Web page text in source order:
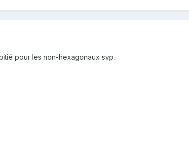
pour les non-hexagonaux svp.